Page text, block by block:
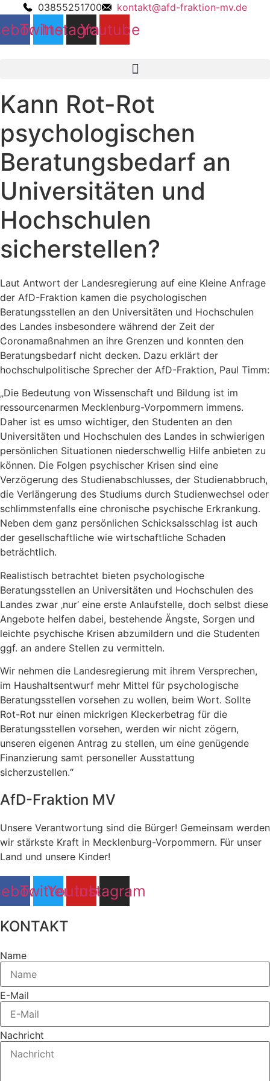
03855251700 kontakt@afd-fraktion-mv.de
Twitter
Instagram
Youtube
Kann Rot-Rot
psychologischen
Beratungsbedarf an
Universitäten und
Hochschulen
sicherstellen?
Laut Antwort der Landesregierung auf eine Kleine Anfrage
der AfD-Fraktion kamen die psychologischen
Beratungsstellen an den Universitäten und Hochschulen
des Landes insbesondere während der Zeit der
Coronamaßnahmen an ihre Grenzen und konnten den
Beratungsbedarf nicht decken. Dazu erklärt der
hochschulpolitische Sprecher der AfD-Fraktion, Paul Timm:
„Die Bedeutung von Wissenschaft und Bildung ist im
ressourcenarmen Mecklenburg-Vorpommern immens.
Daher ist es umso wichtiger, den Studenten an den
Universitäten und Hochschulen des Landes in schwierigen
persönlichen Situationen niederschwellig Hilfe anbieten zu
können. Die Folgen psychischer Krisen sind eine
Verzögerung des Studienabschlusses, der Studienabbruch,
die Verlängerung des Studiums durch Studienwechsel oder
schlimmstenfalls eine chronische psychische Erkrankung.
Neben dem ganz persönlichen Schicksalsschlag ist auch
der gesellschaftliche wie wirtschaftliche Schaden
beträchtlich.
Realistisch betrachtet bieten psychologische
Beratungsstellen an Universitäten und Hochschulen des
Landes zwar ‚nur‘ eine erste Anlaufstelle, doch selbst diese
Angebote helfen dabei, bestehende Ängste, Sorgen und
leichte psychische Krisen abzumildern und die Studenten
ggf. an andere Stellen zu vermitteln.
Wir nehmen die Landesregierung mit ihrem Versprechen,
im Haushaltsentwurf mehr Mittel für psychologische
Beratungsstellen vorsehen zu wollen, beim Wort. Sollte
Rot-Rot nur einen mickrigen Kleckerbetrag für die
Beratungsstellen vorsehen, werden wir nicht zögern,
unseren eigenen Antrag zu stellen, um eine genügende
Finanzierung samt personeller Ausstattung
sicherzustellen.“
AfD-Fraktion MV
Unsere Verantwortung sind die Bürger! Gemeinsam werden
wir stärkste Kraft in Mecklenburg-Vorpommern. Für unser
Land und unsere Kinder!
TwitterYoutube
Instagram
KONTAKT
Name
E-Mail
Nachricht